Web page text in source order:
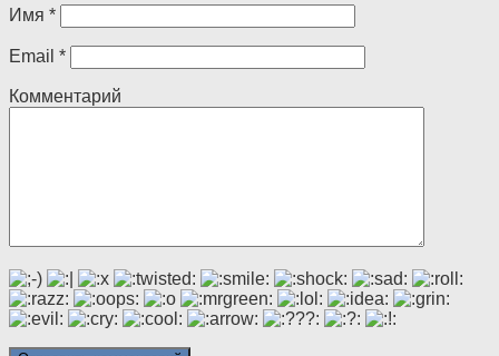
Имя *
Email *
Комментарий